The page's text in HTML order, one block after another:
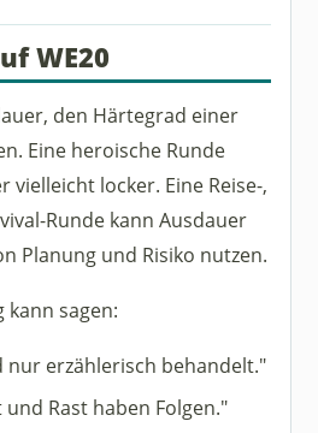
WE20
den Härtegrad einer
Eine heroische Runde
vielleicht locker. Eine Reise-,
Runde kann Ausdauer
Planung und Risiko nutzen.
kann sagen:
nur erzählerisch behandelt."
und Rast haben Folgen."